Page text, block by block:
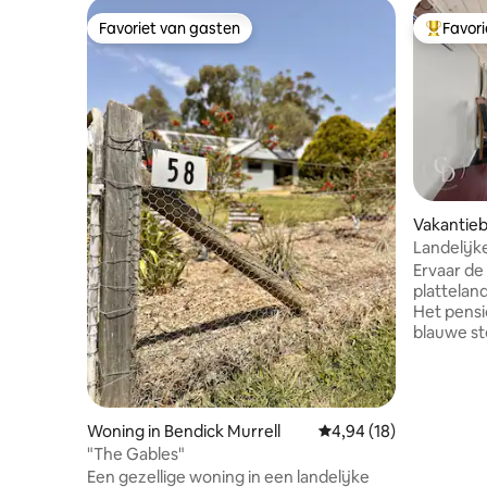
Favoriet van gasten
Favoriet van gasten
Woning in Bendick Murrell Gemiddelde
4,94 (18)
"The Gables"
Een gezellige woning in een landelijke
kazerne
Ervaar
Het
blauwe